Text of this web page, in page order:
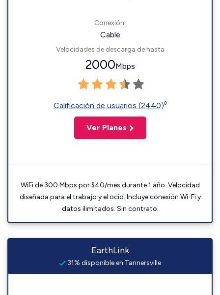
Conexión:
Cable
Velocidades de descarga de hasta
2000Mbps
Calificación de usuarios (2440)◊
Ver Planes
WiFi de 300 Mbps por $40/mes durante 1 año. Velocidad
diseñada para el trabajo y el ocio. Incluye conexión Wi-Fi y
datos ilimitados. Sin contrato.
EarthLink
31% disponible en Tannersville